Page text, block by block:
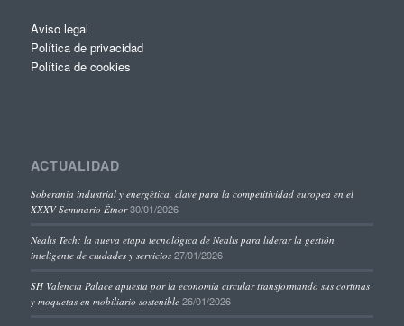
Aviso legal
Política de privacidad
Política de cookies
ACTUALIDAD
Soberanía industrial y energética, clave para la competitividad europea en el
XXXV Seminario Étnor 30/01/2026
Nealis Tech: la nueva etapa tecnológica de Nealis para liderar la gestión
inteligente de ciudades y servicios 27/01/2026
SH Valencia Palace apuesta por la economía circular transformando sus cortinas
y moquetas en mobiliario sostenible 26/01/2026